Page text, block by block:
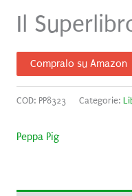
Il
Compralo su Amazon
COD: PP8323 Categorie:
Peppa Pig